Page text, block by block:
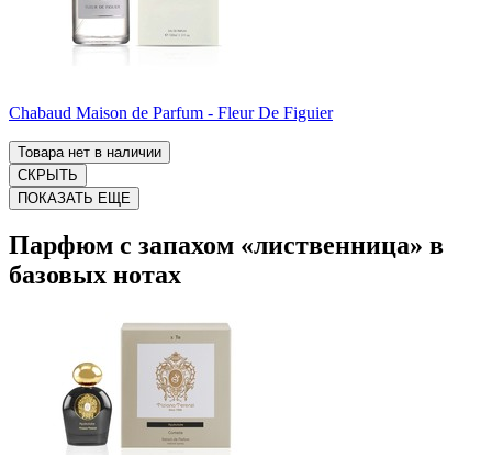
Chabaud Maison de Parfum - Fleur De Figuier
Товара нет в наличии
СКРЫТЬ
ПОКАЗАТЬ ЕЩЕ
Парфюм с запахом «лиственница» в
базовых нотах